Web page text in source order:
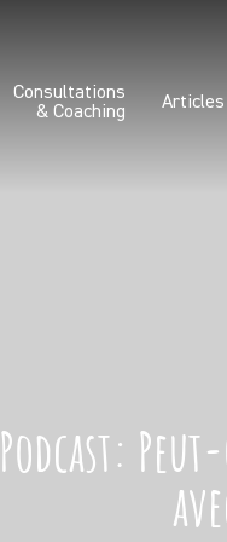
Consultations
& Coaching
Articles
Podcast: